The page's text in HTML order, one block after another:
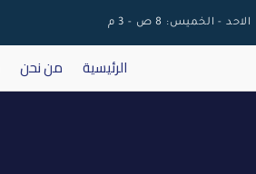
الاحد - الخميس: 8 ص - 3 م
الرئيسية من نحن